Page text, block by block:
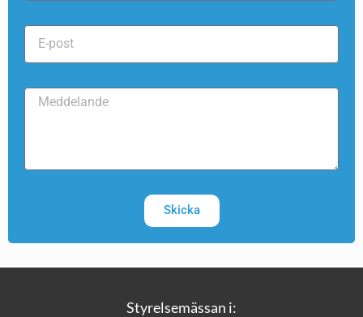
Skicka
Styrelsemässan i: